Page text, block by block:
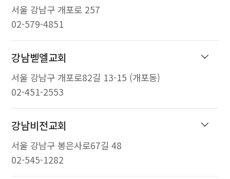
서울 강남구 개포로 257
02-579-4851
강남벧엘교회
서울 강남구 개포로82길 13-15 (개포동)
02-451-2553
강남비전교회
서울 강남구 봉은사로67길 48
02-545-1282